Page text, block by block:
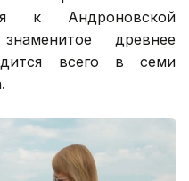
к Андроновской
древнее
всего в семи